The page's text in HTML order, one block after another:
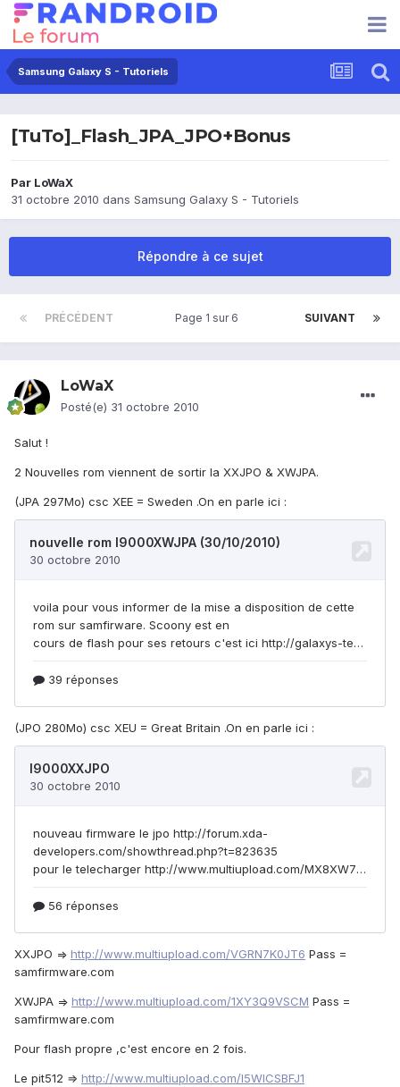
Samsung Galaxy S - Tutoriels
[TuTo]_Flash_JPA_JPO+Bonus
Par LoWaX
31 octobre 2010 dans Samsung Galaxy S - Tutoriels
Répondre à ce sujet
PRÉCÉDENT SUIVANT
Page 1 sur 6
LoWaX
Posté(e) 31 octobre 2010
Salut !
2 Nouvelles rom viennent de sortir la XXJPO & XWJPA.
(JPA 297Mo) csc XEE = Sweden .On en parle ici :
(JPO 280Mo) csc XEU = Great Britain .On en parle ici :
XXJPO => http://www.multiupload.com/VGRN7K0JT6 Pass =
samfirmware.com
XWJPA => http://www.multiupload.com/1XY3Q9VSCM Pass =
samfirmware.com
Pour flash propre ,c'est encore en 2 fois.
Le pit512 ⇒ http://www.multiupload.com/I5WICSBFJ1